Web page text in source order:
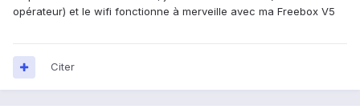
opérateur) et le wifi fonctionne à merveille avec ma Freebox V5
Citer